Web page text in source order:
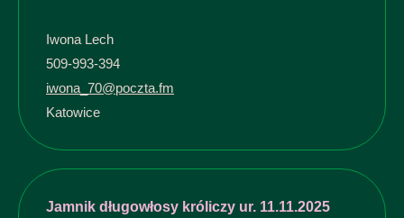
Iwona Lech
509-993-394
iwona_70@poczta.fm
Katowice
Jamnik długowłosy króliczy ur. 11.11.2025